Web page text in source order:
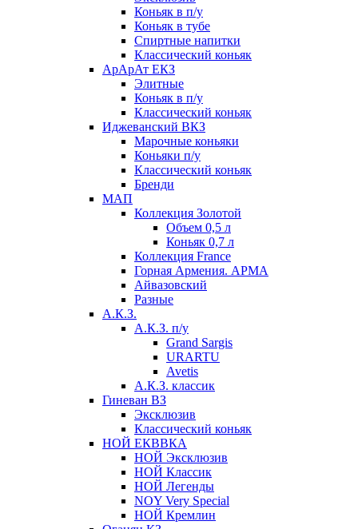
Коньяк в п/у
Коньяк в тубе
Спиртные напитки
Классический коньяк
АрАрАт ЕКЗ
Элитные
Коньяк в п/у
Классический коньяк
Иджеванский ВКЗ
Марочные коньяки
Коньяки п/у
Классический коньяк
Бренди
МАП
Коллекция Золотой
Объем 0,5 л
Коньяк 0,7 л
Коллекция France
Горная Армения. АРМА
Айвазовский
Разные
А.К.З.
А.К.З. п/у
Grand Sargis
URARTU
Avetis
А.К.З. классик
Гиневан ВЗ
Эксклюзив
Классический коньяк
НОЙ ЕКВВКА
НОЙ Эксклюзив
НОЙ Классик
НОЙ Легенды
NOY Very Speсial
НОЙ Кремлин